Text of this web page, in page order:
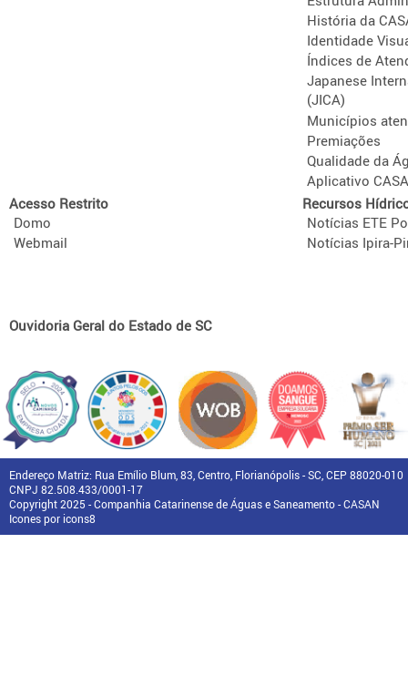
História da
Identidade
Índices de
Japanese
(JICA)
Municípios
Premiações
Qualidade da
Aplicativo
Acesso Restrito
Domo
Webmail
Recursos
Notícias ETE
Notícias Ipira-
Ouvidoria Geral do Estado de SC
Endereço Matriz: Rua Emílio Blum, 83, Centro, Florianópolis - SC, CEP 88020-010
CNPJ 82.508.433/0001-17
Copyright 2025 - Companhia Catarinense de Águas e Saneamento - CASAN
Icones por icons8